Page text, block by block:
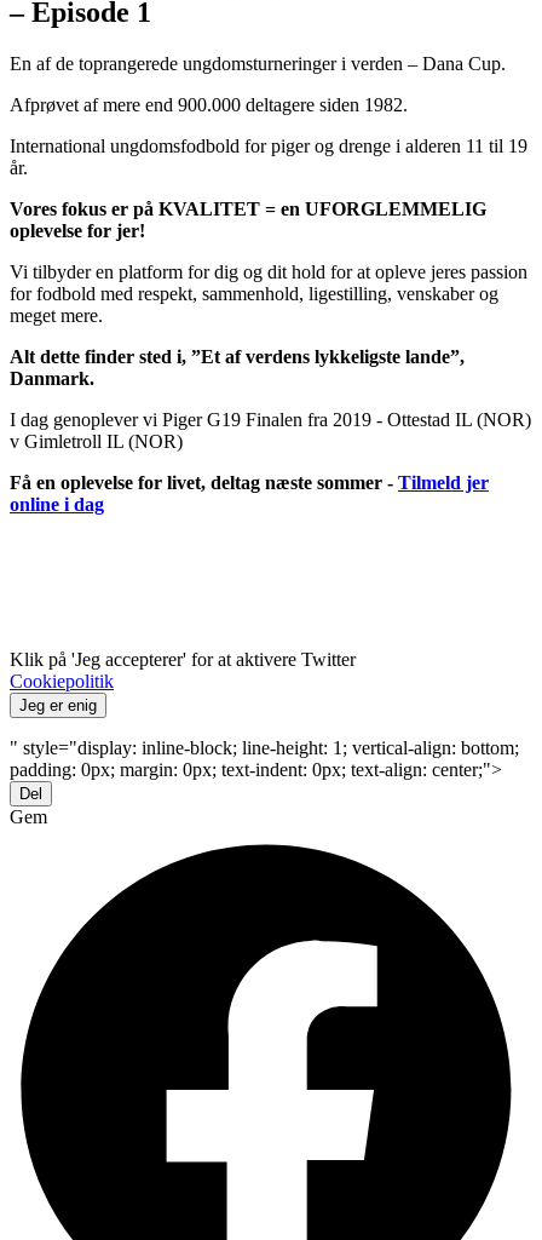
– Episode 1
En af de toprangerede ungdomsturneringer i verden – Dana Cup.
Afprøvet af mere end 900.000 deltagere siden 1982.
International ungdomsfodbold for piger og drenge i alderen 11 til 19
år.
Vores fokus er på KVALITET = en UFORGLEMMELIG
oplevelse for jer!
Vi tilbyder en platform for dig og dit hold for at opleve jeres passion
for fodbold med respekt, sammenhold, ligestilling, venskaber og
meget mere.
Alt dette finder sted i, ”Et af verdens lykkeligste lande”,
Danmark.
I dag genoplever vi Piger G19 Finalen fra 2019 - Ottestad IL (NOR)
v Gimletroll IL (NOR)
Få en oplevelse for livet, deltag næste sommer - Tilmeld jer
online i dag
Klik på 'Jeg accepterer' for at aktivere Twitter
Cookiepolitik
Jeg er enig
" style="display: inline-block; line-height: 1; vertical-align: bottom;
padding: 0px; margin: 0px; text-indent: 0px; text-align: center;">
Del
Gem